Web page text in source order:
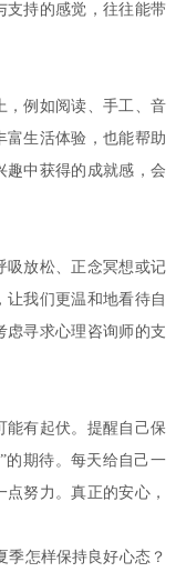
支持的感觉，往往能带
例如阅读、手工、音
富生活体验，也能帮助
趣中获得的成就感，会
放松、正念冥想或记
我们更温和地看待自
虑寻求心理咨询师的支
有起伏。提醒自己保
的期待。每天给自己一
努力。真正的安心，
怎样保持良好心态？